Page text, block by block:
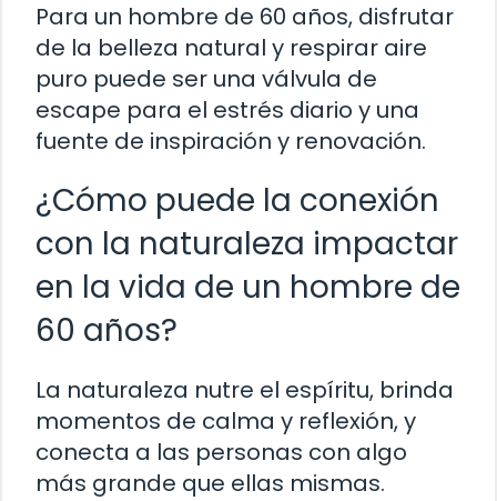
Para un hombre de 60 años, disfrutar
de la belleza natural y respirar aire
puro puede ser una válvula de
escape para el estrés diario y una
fuente de inspiración y renovación.
¿Cómo puede la conexión
con la naturaleza impactar
en la vida de un hombre de
60 años?
La naturaleza nutre el espíritu, brinda
momentos de calma y reflexión, y
conecta a las personas con algo
más grande que ellas mismas.